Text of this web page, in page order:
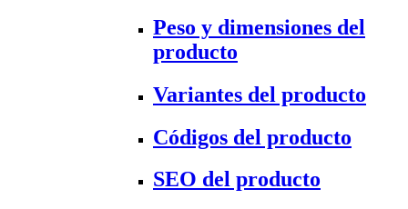
Peso y dimensiones del
producto
Variantes del producto
Códigos del producto
SEO del producto